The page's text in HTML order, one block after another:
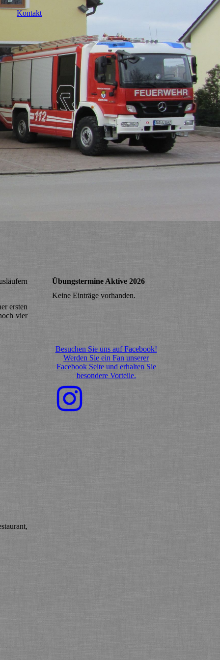
Kontakt
ersten
vier
Übungstermine Aktive 2026
Keine Einträge vorhanden.
Besuchen Sie uns auf Facebook!
Werden Sie ein Fan unserer
Facebook Seite und erhalten Sie
besondere Vorteile.